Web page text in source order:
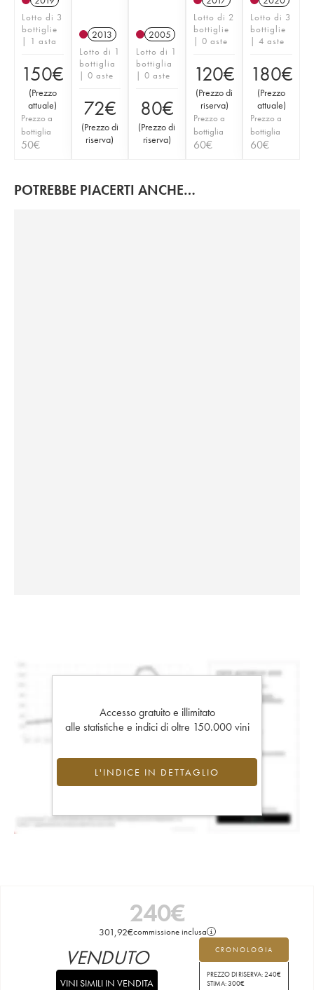
Lotto di 3
bottiglie
| 1 asta
150€
(Prezzo
attuale)
Prezzo a
bottiglia
50€
2013
Lotto di 1
bottiglia
| 0 aste
72€
(Prezzo di
riserva)
2005
Lotto di 1
bottiglia
| 0 aste
80€
(Prezzo di
riserva)
Lotto di 2
bottiglie
| 0 aste
120€
(Prezzo di
riserva)
Prezzo a
bottiglia
60€
Lotto di 3
bottiglie
| 4 aste
180€
(Prezzo
attuale)
Prezzo a
bottiglia
60€
POTREBBE PIACERTI ANCHE…
Accesso gratuito e illimitato
alle statistiche e indici di oltre 150.000 vini
L'INDICE IN DETTAGLIO
240€
301,92€commissione inclusa
CRONOLOGIA
PREZZO DI RISERVA:240€
STIMA:300€
VENDUTO
VINI SIMILI IN VENDITA